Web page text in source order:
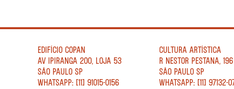
EDIFÍCIO COPAN
AV IPIRANGA 200, LOJA 53
SÃO PAULO SP
WHATSAPP: [11] 91015-0156
CULTURA ARTÍSTICA
R NESTOR PESTANA, 196
SÃO PAULO SP
WHATSAPP: [11] 97132-